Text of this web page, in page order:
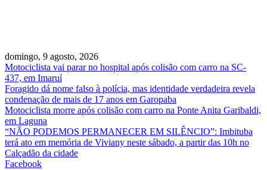
domingo, 9 agosto, 2026
Motociclista vai parar no hospital após colisão com carro na SC-
437, em Imaruí
Foragido dá nome falso à polícia, mas identidade verdadeira revela
condenação de mais de 17 anos em Garopaba
Motociclista morre após colisão com carro na Ponte Anita Garibaldi,
em Laguna
“NÃO PODEMOS PERMANECER EM SILÊNCIO”: Imbituba
terá ato em memória de Viviany neste sábado, a partir das 10h no
Calçadão da cidade
Facebook